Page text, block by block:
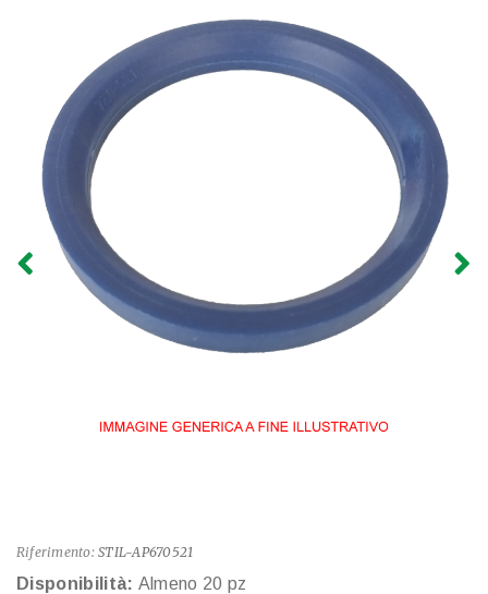
Riferimento: STIL-AP670521
Disponibilità: Almeno 20 pz